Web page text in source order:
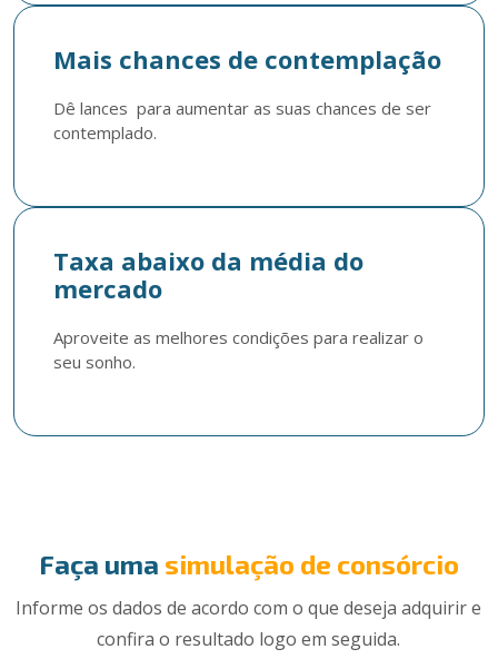
Mais chances de contemplação
Dê lances  para aumentar as suas chances de ser
contemplado.
Taxa abaixo da média do
mercado
Aproveite as melhores condições para realizar o
seu sonho.
Faça uma simulação de consórcio
Informe os dados de acordo com o que deseja adquirir e
confira o resultado logo em seguida.